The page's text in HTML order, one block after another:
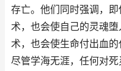
存亡。他们同时强调，
术，也会使自己的灵魂
术，也会使生命付出血
尽管学海无涯，任何对